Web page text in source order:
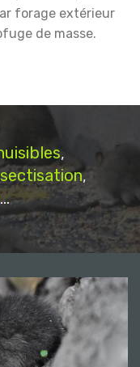
forage extérieur
de masse.
,
,
...